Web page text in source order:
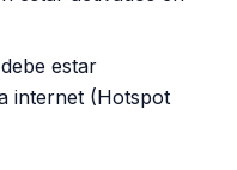
estar
internet (Hotspot